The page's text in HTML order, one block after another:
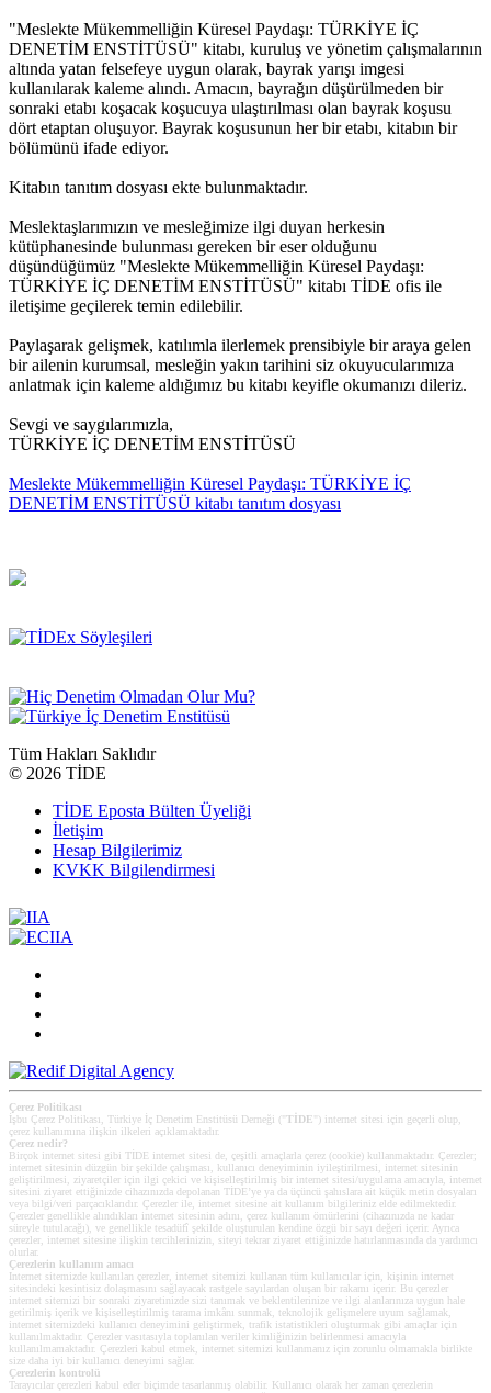
"Meslekte Mükemmelliğin Küresel Paydaşı: TÜRKİYE İÇ
DENETİM ENSTİTÜSÜ" kitabı, kuruluş ve yönetim çalışmalarının
altında yatan felsefeye uygun olarak, bayrak yarışı imgesi
kullanılarak kaleme alındı. Amacın, bayrağın düşürülmeden bir
sonraki etabı koşacak koşucuya ulaştırılması olan bayrak koşusu
dört etaptan oluşuyor. Bayrak koşusunun her bir etabı, kitabın bir
bölümünü ifade ediyor.
Kitabın tanıtım dosyası ekte bulunmaktadır.
Meslektaşlarımızın ve mesleğimize ilgi duyan herkesin
kütüphanesinde bulunması gereken bir eser olduğunu
düşündüğümüz "Meslekte Mükemmelliğin Küresel Paydaşı:
TÜRKİYE İÇ DENETİM ENSTİTÜSÜ" kitabı TİDE ofis ile
iletişime geçilerek temin edilebilir.
Paylaşarak gelişmek, katılımla ilerlemek prensibiyle bir araya gelen
bir ailenin kurumsal, mesleğin yakın tarihini siz okuyucularımıza
anlatmak için kaleme aldığımız bu kitabı keyifle okumanızı dileriz.
Sevgi ve saygılarımızla,
TÜRKİYE İÇ DENETİM ENSTİTÜSÜ
Meslekte Mükemmelliğin Küresel Paydaşı: TÜRKİYE İÇ
DENETİM ENSTİTÜSÜ kitabı tanıtım dosyası
Tüm Hakları Saklıdır
© 2026 TİDE
TİDE Eposta Bülten Üyeliği
İletişim
Hesap Bilgilerimiz
KVKK Bilgilendirmesi
Çerez Politikası
İşbu Çerez Politikası, Türkiye İç Denetim Enstitüsü Derneği (" TİDE ") internet sitesi için geçerli olup,
çerez kullanımına ilişkin ilkeleri açıklamaktadır.
Çerez nedir?
Birçok internet sitesi gibi TİDE internet sitesi de, çeşitli amaçlarla çerez (cookie) kullanmaktadır. Çerezler;
internet sitesinin düzgün bir şekilde çalışması, kullanıcı deneyiminin iyileştirilmesi, internet sitesinin
geliştirilmesi, ziyaretçiler için ilgi çekici ve kişiselleştirilmiş bir internet sitesi/uygulama amacıyla, internet
sitesini ziyaret ettiğinizde cihazınızda depolanan TİDE’ye ya da üçüncü şahıslara ait küçük metin dosyaları
veya bilgi/veri parçacıklarıdır. Çerezler ile, internet sitesine ait kullanım bilgileriniz elde edilmektedir.
Çerezler genellikle alındıkları internet sitesinin adını, çerez kullanım ömürlerini (cihazınızda ne kadar
süreyle tutulacağı), ve genellikle tesadüfî şekilde oluşturulan kendine özgü bir sayı değeri içerir. Ayrıca
çerezler, internet sitesine ilişkin tercihlerinizin, siteyi tekrar ziyaret ettiğinizde hatırlanmasında da yardımcı
olurlar.
Çerezlerin kullanım amacı
Internet sitemizde kullanılan çerezler, internet sitemizi kullanan tüm kullanıcılar için, kişinin internet
sitesindeki kesintisiz dolaşmasını sağlayacak rastgele sayılardan oluşan bir rakamı içerir. Bu çerezler
internet sitemizi bir sonraki ziyaretinizde sizi tanımak ve beklentilerinize ve ilgi alanlarınıza uygun hale
getirilmiş içerik ve kişiselleştirilmiş tarama imkânı sunmak, teknolojik gelişmelere uyum sağlamak,
internet sitemizdeki kullanıcı deneyimini geliştirmek, trafik istatistikleri oluşturmak gibi amaçlar için
kullanılmaktadır. Çerezler vasıtasıyla toplanılan veriler kimliğinizin belirlenmesi amacıyla
kullanılmamaktadır. Çerezleri kabul etmek, internet sitemizi kullanmanız için zorunlu olmamakla birlikte
size daha iyi bir kullanıcı deneyimi sağlar.
Çerezlerin kontrolü
Tarayıcılar çerezleri kabul eder biçimde tasarlanmış olabilir. Kullanıcı olarak her zaman çerezlerin